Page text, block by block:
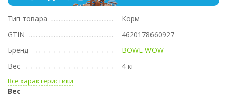
Тип товара
Корм
GTIN
4620178660927
Бренд
BOWL WOW
Вес
4 кг
Все характеристики
Вес